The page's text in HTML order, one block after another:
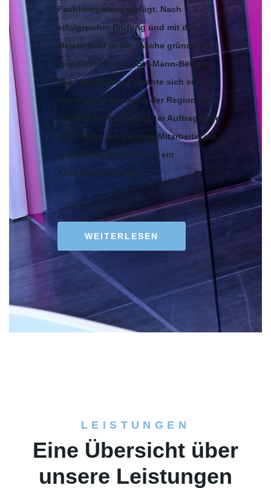
Fachkompetenz verfügt. Nach
erfolgreicher Prüfung und mit dem
Meisterbrief in der Tasche gründete er
sein Geschäft als „Ein-Mann-Betrieb“.
Das Unternehmen machte sich schnell
einen guten Namen in der Region. Alex
Schwab stellte dank guter Auftragslage
nach und nach mehrere Mitarbeiter ein
und ist mittlerweile auch ein
Ausbildungsbetrieb.
WEITERLESEN
ÜBER UNS
LEISTUNGEN
Eine Übersicht über
unsere Leistungen